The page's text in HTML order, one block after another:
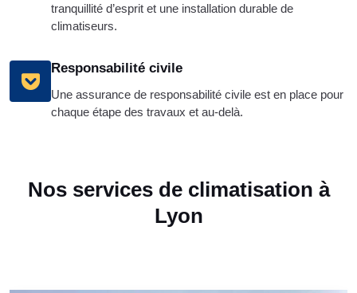
tranquillité d’esprit et une installation durable de
climatiseurs.
Responsabilité civile
Une assurance de responsabilité civile est en place pour
chaque étape des travaux et au-delà.
Nos services de climatisation à
Lyon